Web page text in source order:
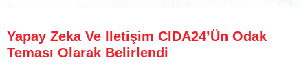
Yapay Zeka Ve Iletişim CIDA24’ün Odak
Teması Olarak Belirlendi